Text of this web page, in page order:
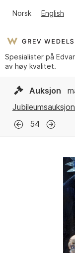
Norsk English
Spesialister på
av høy kvalitet.
Auksjon
54